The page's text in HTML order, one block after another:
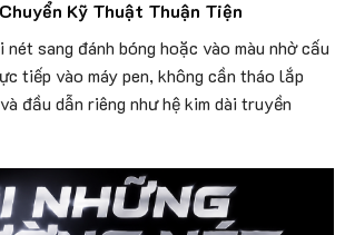
Kỹ Thuật Thuận Tiện
sang đánh bóng hoặc vào màu nhờ cấu
tiếp vào máy pen, không cần tháo lắp
đầu dẫn riêng như hệ kim dài truyền